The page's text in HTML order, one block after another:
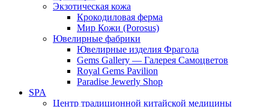
Экзотическая кожа
Крокодиловая ферма
Мир Кожи (Porosus)
Ювелирные фабрики
Ювелирные изделия Фрагола
Gems Gallery — Галерея Самоцветов
Royal Gems Pavilion
Paradise Jewerly Shop
SPA
Центр традиционной китайской медицины